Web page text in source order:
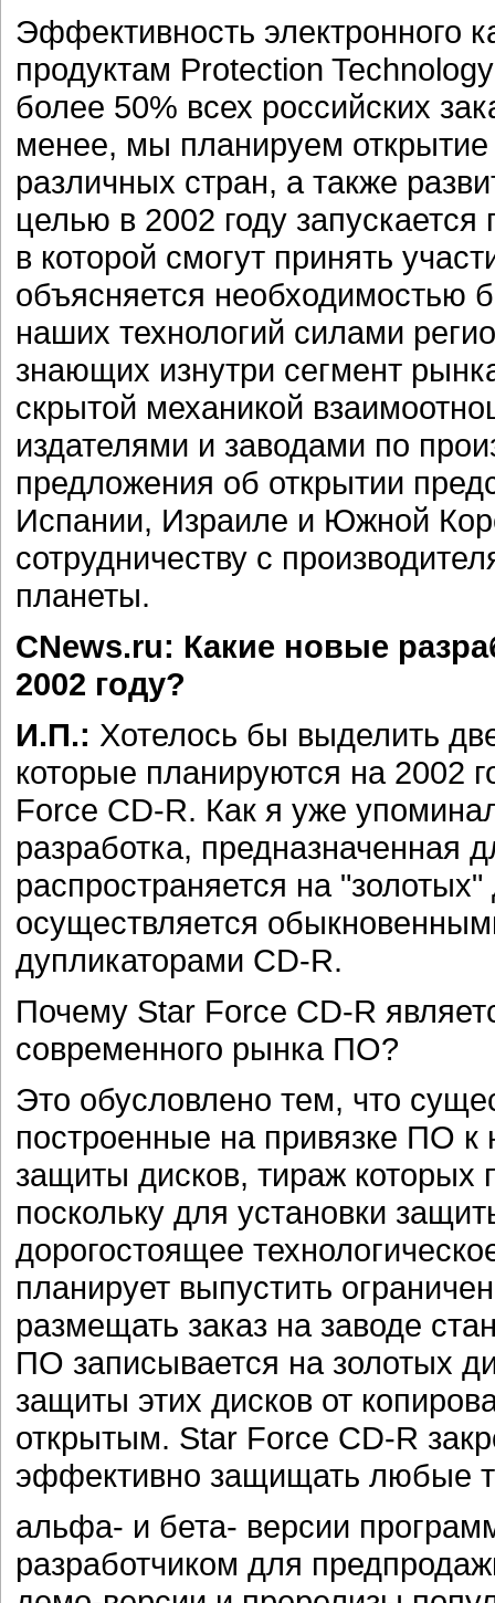
Эффективность электронного
продуктам Protection
более 50% всех российских
менее, мы планируем открытие
различных стран, а также
целью в 2002 году
в которой смогут принять
объясняется необходимостью
наших технологий силами
знающих изнутри сегмент
скрытой механикой
издателями и заводами по
предложения об открытии
Испании, Израиле и Южной
сотрудничеству с
планеты.
CNews.ru: Какие новые
2002 году?
И.П.: Хотелось бы выделить
которые планируются на 2002
Force CD-R. Как я уже
разработка, предназначенная
распространяется на
осуществляется
дупликаторами CD-R.
Почему Star Force CD-R
современного рынка ПО?
Это обусловлено тем, что
построенные на привязке ПО
защиты дисков, тираж которых
поскольку для установки
дорогостоящее
планирует выпустить
размещать заказ на заводе
ПО записывается на золотых
защиты этих дисков от
открытым. Star Force CD-R
эффективно защищать любые
альфа- и бета- версии
разработчиком для